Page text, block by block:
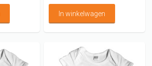
In winkelwagen